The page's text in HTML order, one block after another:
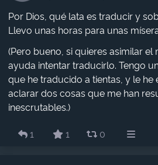
Por Dios, qué lata es traducir y
Llevo unas horas para unas
(Pero bueno, si quieres asimilar el
ayuda intentar traducirlo. Tengo
que he traducido a tientas, y le he
aclarar dos cosas que me han
inescrutables.)
1 1 0